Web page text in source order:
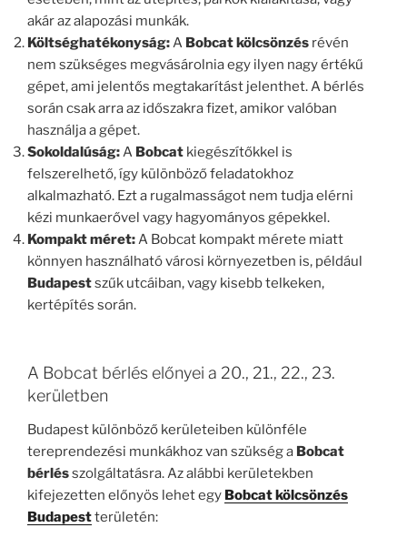
akár az alapozási munkák.
Költséghatékonyság:A Bobcat kölcsönzés révén
nem szükséges megvásárolnia egy ilyen nagy értékű
gépet, ami jelentős megtakarítást jelenthet. A bérlés
során csak arra az időszakra fizet, amikor valóban
használja a gépet.
Sokoldalúság:A Bobcat kiegészítőkkel is
felszerelhető, így különböző feladatokhoz
alkalmazható. Ezt a rugalmasságot nem tudja elérni
kézi munkaerővel vagy hagyományos gépekkel.
Kompakt méret:A Bobcat kompakt mérete miatt
könnyen használható városi környezetben is, például
Budapestszűk utcáiban, vagy kisebb telkeken,
kertépítés során.
A Bobcat bérlés előnyei a 20., 21., 22., 23.
kerületben
Budapest különböző kerületeiben különféle
tereprendezési munkákhoz van szükség a Bobcat
bérlésszolgáltatásra. Az alábbi kerületekben
kifejezetten előnyös lehet egy Bobcat kölcsönzés
Budapestterületén: